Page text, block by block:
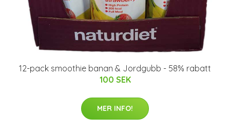
12-pack smoothie banan & Jordgubb - 58% rabatt
100 SEK
MER INFO!